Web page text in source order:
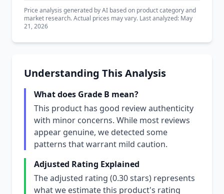
Price analysis generated by AI based on product category and
market research. Actual prices may vary. Last analyzed: May
21, 2026
Understanding This Analysis
What does Grade B mean?
This product has good review authenticity
with minor concerns. While most reviews
appear genuine, we detected some
patterns that warrant mild caution.
Adjusted Rating Explained
The adjusted rating (0.30 stars) represents
what we estimate this product's rating